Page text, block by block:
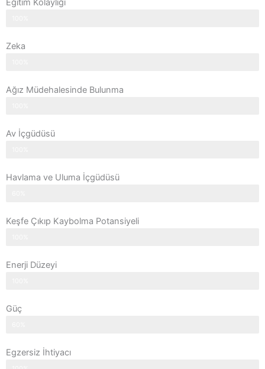
Eğitim Kolaylığı
Zeka
Ağız Müdehalesinde Bulunma
Av İçgüdüsü
Havlama ve Uluma İçgüdüsü
Keşfe Çıkıp Kaybolma Potansiyeli
Enerji Düzeyi
Güç
Egzersiz İhtiyacı